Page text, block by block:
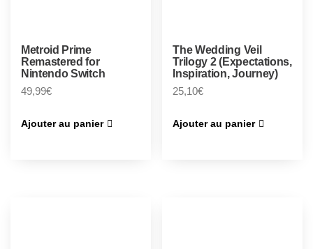
Metroid Prime
Remastered for
Nintendo Switch
49,99€
Ajouter au panier
The Wedding Veil
Trilogy 2 (Expectations,
Inspiration, Journey)
25,10€
Ajouter au panier